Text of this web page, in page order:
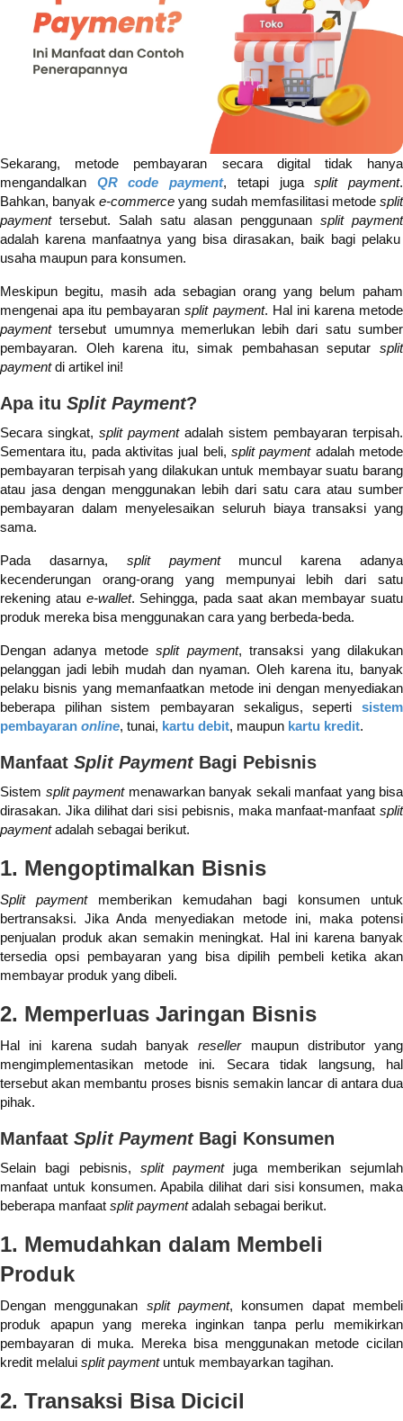
Sekarang, metode pembayaran secara digital tidak hanya
mengandalkan QR code payment, tetapi jugasplit payment.
Bahkan, banyake-commerce yang sudah memfasilitasi metodesplit
paymenttersebut. Salah satu alasan penggunaan split payment
adalah karena manfaatnya yang bisa dirasakan, baik bagi pelaku
usaha maupun para konsumen.
Meskipun begitu, masih ada sebagian orang yang belum paham
mengenai apa itu pembayaransplit payment. Hal ini karena metode
paymenttersebut umumnya memerlukan lebih dari satu sumber
pembayaran. Oleh karena itu, simak pembahasan seputar split
paymentdi artikel ini!
Apa itu Split Payment?
Secara singkat, split payment adalah sistem pembayaran terpisah.
Sementara itu, pada aktivitas jual beli, split payment adalah metode
pembayaran terpisah yang dilakukan untuk membayar suatu barang
atau jasa dengan menggunakan lebih dari satu cara atau sumber
pembayaran dalam menyelesaikan seluruh biaya transaksi yang
sama.
Pada dasarnya, split paymentmuncul karena adanya
kecenderungan orang-orang yang mempunyai lebih dari satu
rekening atau e-wallet. Sehingga, pada saat akan membayar suatu
produk mereka bisa menggunakan cara yang berbeda-beda.
Dengan adanya metodesplit payment, transaksi yang dilakukan
pelanggan jadi lebih mudah dan nyaman. Oleh karena itu, banyak
pelaku bisnis yang memanfaatkan metode ini dengan menyediakan
beberapa pilihan sistem pembayaran sekaligus, seperti sistem
pembayaran online, tunai, kartu debit, maupun kartu kredit.
Manfaat Split Payment Bagi Pebisnis
Sistem split payment menawarkan banyak sekali manfaat yang bisa
dirasakan. Jika dilihat dari sisi pebisnis, maka manfaat-manfaat split
paymentadalah sebagai berikut.
1. Mengoptimalkan Bisnis
Split payment memberikan kemudahan bagi konsumen untuk
bertransaksi. Jika Anda menyediakan metode ini, maka potensi
penjualan produk akan semakin meningkat. Hal ini karena banyak
tersedia opsi pembayaran yang bisa dipilih pembeli ketika akan
membayar produk yang dibeli.
2. Memperluas Jaringan Bisnis
Hal ini karena sudah banyakreseller maupun distributor yang
mengimplementasikan metode ini. Secara tidak langsung, hal
tersebut akan membantu proses bisnis semakin lancar di antara dua
pihak.
Manfaat Split Payment Bagi Konsumen
Selain bagi pebisnis, split payment juga memberikan sejumlah
manfaat untuk konsumen. Apabila dilihat dari sisi konsumen, maka
beberapa manfaat split paymentadalah sebagai berikut.
1. Memudahkan dalam Membeli
Produk
Dengan menggunakan split payment, konsumen dapat membeli
produk apapun yang mereka inginkan tanpa perlu memikirkan
pembayaran di muka. Mereka bisa menggunakan metode cicilan
kredit melalui split payment untuk membayarkan tagihan.
2. Transaksi Bisa Dicicil